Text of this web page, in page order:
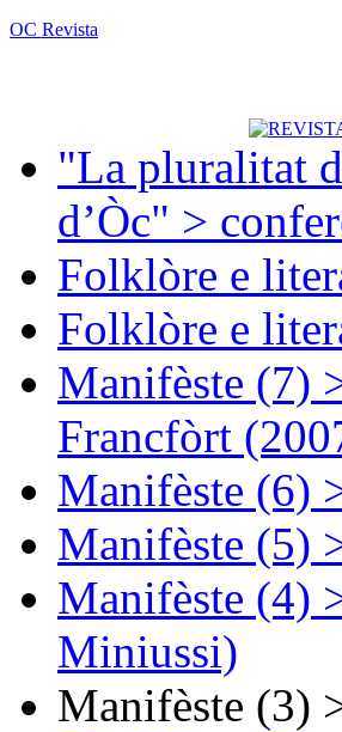
OC Revista
"La pluralitat
d’Òc" >
Folklòre e
Folklòre e
Manifèste (7)
Francfòrt
Manifèste (6)
Manifèste (5)
Manifèste (4)
Miniussi)
Manifèste (3)